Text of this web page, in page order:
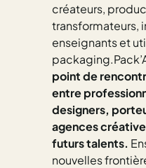
créateurs,
transformateurs,
enseignants et
point de
entre
designers,
agences
futurs talents.
nouvelles